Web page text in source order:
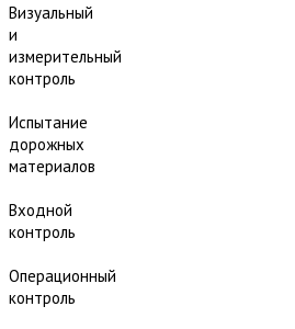
Визуальный
и
измерительный
контроль
Испытание
дорожных
материалов
Входной
контроль
Операционный
контроль